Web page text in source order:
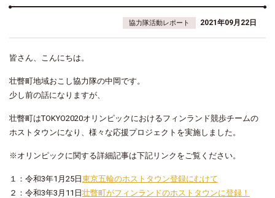
協力隊活動レポート 2021年09月22日
皆さん、こんにちは。
壮瞥町地域おこし協力隊の中岡です。
少し前の話になりますが、
壮瞥町はTOKYO2020オリンピックにおけるフィンランド競歩チームの
ホストタウンになり、様々な応援プロジェクトを実施しました。
※オリンピックに関する詳細記事は下記リンクをご覧ください。
１：令和3年1月25日 東京五輪のホストタウン登録にむけて
２：令和3年3月11日 壮瞥町がフィンランドのホストタウンに登録！